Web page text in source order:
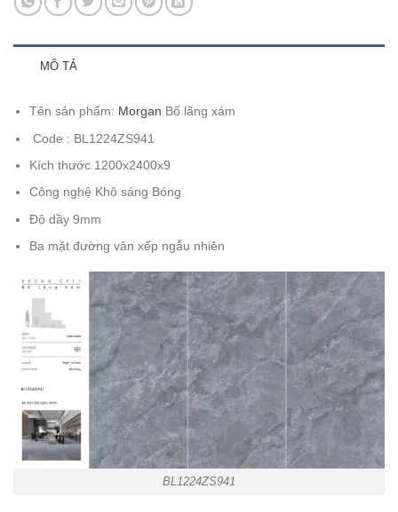
MÔ TẢ
Tên sản phẩm: Morgan Bố lãng xám
Code : BL1224ZS941
Kích thước 1200x2400x9
Công nghệ Khô sáng Bóng
Độ dầy 9mm
Ba mặt đường vân xếp ngẫu nhiên
BL1224ZS941